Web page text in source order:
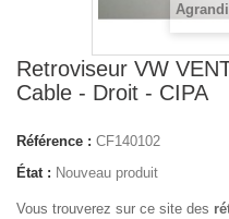
Retroviseur VW
Cable - Droit - CIPA
Référence : CF140102
État : Nouveau produit
Vous trouverez sur ce site des